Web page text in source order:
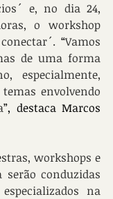
e, no dia 24,
o workshop
“Vamos
de uma forma
especialmente,
envolvendo
”, destaca Marcos
workshops e
serão conduzidas
na